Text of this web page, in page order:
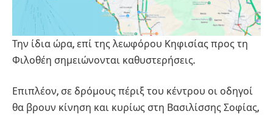
Την ίδια ώρα, επί της λεωφόρου Κηφισίας προς τη
Φιλοθέη σημειώνονται καθυστερήσεις.
Επιπλέον, σε δρόμους πέριξ του κέντρου οι οδηγοί
θα βρουν κίνηση και κυρίως στη Βασιλίσσης Σοφίας,